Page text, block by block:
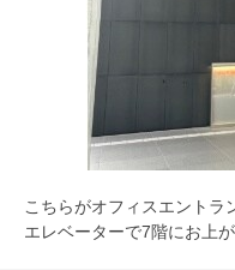
こちらがオフィスエントラ
エレベーターで7階にお上が